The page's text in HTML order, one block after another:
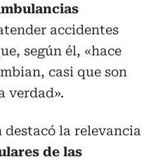
accidentes
según él, «hace
casi que son
verdad».
la relevancia
de las